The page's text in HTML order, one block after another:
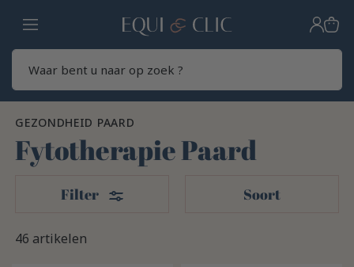
Home
GEZONDHEID PAARD
Fytotherapie Paard
46 artikelen
Filter Filters Soort